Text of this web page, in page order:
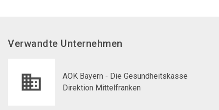
Verwandte Unternehmen
AOK Bayern - Die Gesundheitskasse
Direktion Mittelfranken